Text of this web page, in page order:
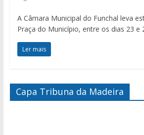
A Câmara Municipal do Funchal leva
Praça do Município, entre os dias 23 e
Ler mais
Capa Tribuna da Madeira